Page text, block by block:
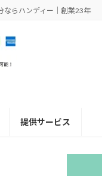
ならハンディー｜創業23年
提供サービス